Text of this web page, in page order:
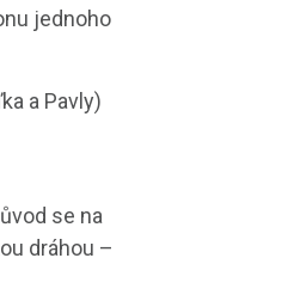
jednoho
a Pavly)
se na
dráhou –